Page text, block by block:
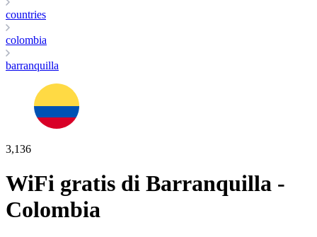
countries
colombia
barranquilla
3,136
WiFi gratis di Barranquilla -
Colombia